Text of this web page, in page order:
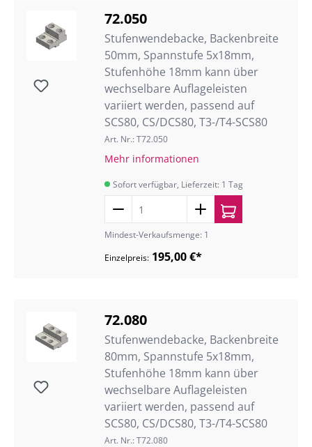
72.050
Stufenwendebacke, Backenbreite
50mm, Spannstufe 5x18mm,
Stufenhöhe 18mm kann über
wechselbare Auflageleisten
variiert werden, passend auf
SCS80, CS/DCS80, T3-/T4-SCS80
Art. Nr.: T72.050
Mehr informationen
Sofort verfügbar, Lieferzeit: 1 Tag
Mindest-Verkaufsmenge: 1
Einzelpreis: 195,00 €*
72.080
Stufenwendebacke, Backenbreite
80mm, Spannstufe 5x18mm,
Stufenhöhe 18mm kann über
wechselbare Auflageleisten
variiert werden, passend auf
SCS80, CS/DCS80, T3-/T4-SCS80
Art. Nr.: T72.080